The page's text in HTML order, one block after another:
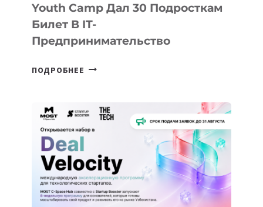
Youth Camp Дал 30 Подросткам
Билет В IT-
Предпринимательство
ПОДРОБНЕЕ ОТ
АЛМАТЫ:
AI
YOUTH
CAMP
ДАЛ
30